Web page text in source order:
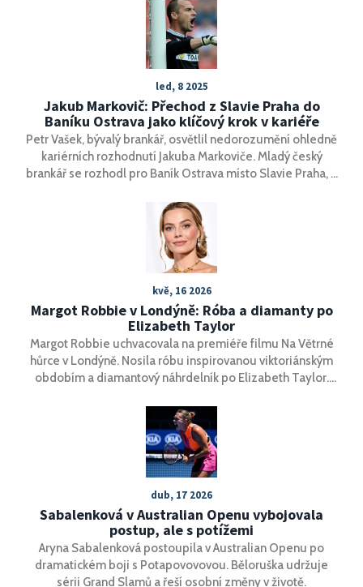
led, 8 2025
Jakub Markovič: Přechod z Slavie Praha do
Baníku Ostrava jako klíčový krok v kariéře
Petr Vašek, bývalý brankář, osvětlil nedorozumění ohledně
kariérních rozhodnutí Jakuba Markoviče. Mladý český
brankář se rozhodl pro Baník Ostrava místo Slavie Praha, a
důležitým krokem v Markovičově kariéře. Smlouva s
Baníkem, kterou podepsal 3. července 2023, symbolizuje
přechodnou fázi plnou nových výzev a příležitostí.
kvě, 16 2026
Margot Robbie v Londýně: Róba a diamanty po
Elizabeth Taylor
Margot Robbie uchvacovala na premiéře filmu Na Větrné
hůrce v Londýně. Nosila róbu inspirovanou viktoriánským
obdobím a diamantový náhrdelník po Elizabeth Taylor.
dub, 17 2026
Sabalenková v Australian Openu vybojovala
postup, ale s potížemi
Aryna Sabalenková postoupila v Australian Openu po
dramatickém boji s Potapovovovou. Běloruška udržuje
sérii Grand Slamů a řeší osobní změny v životě.